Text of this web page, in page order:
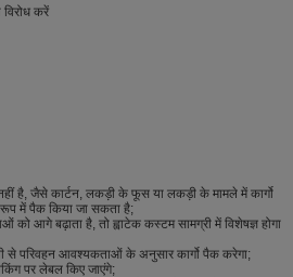
विरोध करें
है, जैसे कार्टन, लकड़ी के फूस या लकड़ी के मामले में कार्गो
में पैक किया जा सकता है;
आगे बढ़ाता है, तो ह्वाटेक कस्टम सामग्री में विशेषज्ञ होगा
से परिवहन आवश्यकताओं के अनुसार कार्गो पैक करेगा;
पैकिंग पर लेबल किए जाएंगे;